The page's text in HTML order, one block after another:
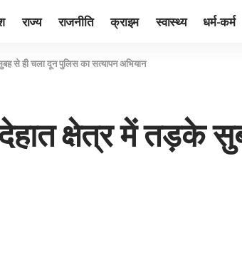
राज्य राजनीति क्राइम स्वास्थ्य धर्म-कर्म
से ही चला दून पुलिस का सत्यापन अभियान
क्षेत्र में तड़के